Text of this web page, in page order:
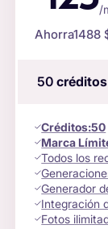
/
Ahorra1488
50 créditos
Créditos:50
Marca
Todos los
Generador
Integración
Fotos